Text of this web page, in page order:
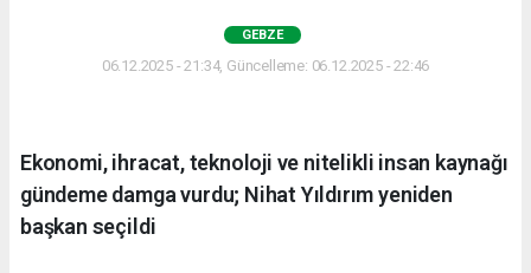
GEBZE
06.12.2025 - 21:34, Güncelleme: 06.12.2025 - 22:46
Ekonomi, ihracat, teknoloji ve nitelikli insan kaynağı
gündeme damga vurdu; Nihat Yıldırım yeniden
başkan seçildi